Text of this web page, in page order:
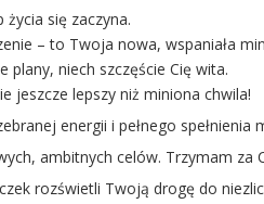
życia się zaczyna.
– to Twoja nowa, wspaniała
plany, niech szczęście Cię wita.
jeszcze lepszy niż miniona chwila!
energii i pełnego spełnienia
ambitnych celów. Trzymam za
rozświetli Twoją drogę do